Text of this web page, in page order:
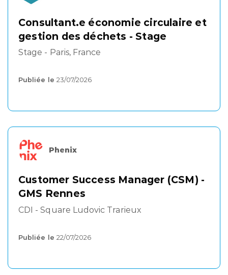
Consultant.e économie circulaire et
gestion des déchets - Stage
Stage - Paris, France
Publiée le 23/07/2026
Phenix
Customer Success Manager (CSM) -
GMS Rennes
CDI - Square Ludovic Trarieux
Publiée le 22/07/2026